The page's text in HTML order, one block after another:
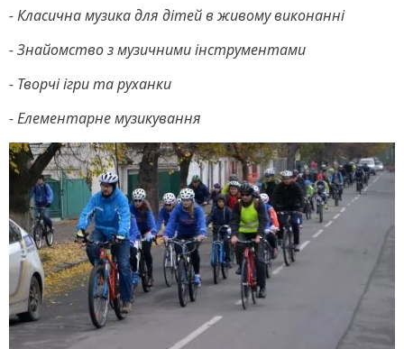
- Класична музика для дітей в живому виконанні
- Знайомство з музичними інструментами
- Творчі ігри та руханки
- Елементарне музикування